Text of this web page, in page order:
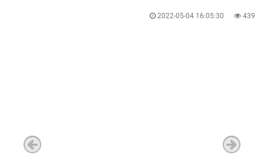
2022-05-04 16:05:30 439